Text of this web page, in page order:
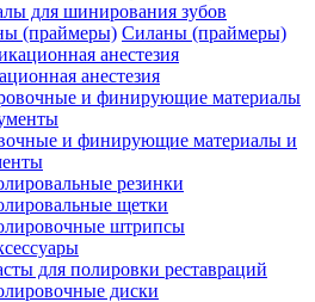
для шинирования зубов
Силаны (праймеры)
анестезия
и финирующие материалы и
резинки
щетки
штрипсы
для полировки реставраций
диски